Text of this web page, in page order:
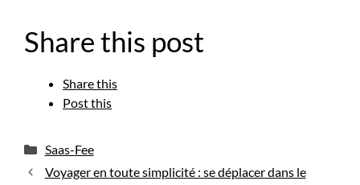
Share this post
Share this
Post this
Catégories
Saas-Fee
Voyager en toute simplicité : se déplacer dans le